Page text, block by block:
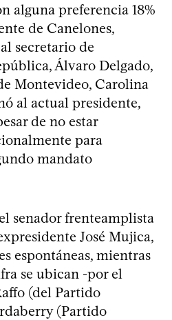
alguna preferencia 18%
de Canelones,
secretario de
Álvaro Delgado,
Montevideo, Carolina
al actual presidente,
de no estar
para
mandato
senador frenteamplista
José Mujica,
espontáneas, mientras
se ubican -por el
(del Partido
(Partido